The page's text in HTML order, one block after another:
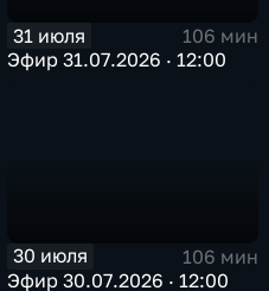
31 июля
106 мин
Эфир 31.07.2026 · 12:00
30 июля
106 мин
Эфир 30.07.2026 · 12:00